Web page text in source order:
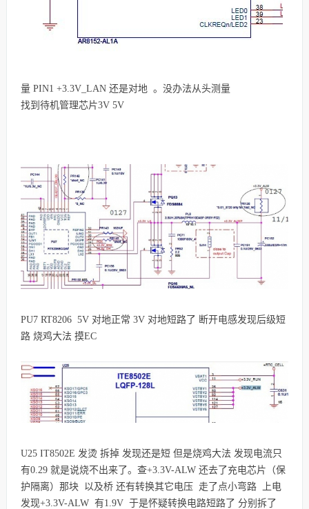
量 PIN1 +3.3V_LAN 还是对地 。没办法从头测量
找到待机管理芯片3V 5V
PU7 RT8206 5V 对地正常 3V 对地短路了 断开电感发现后级短
路 烧鸡大法 摸EC
U25 IT8502E 发烫 拆掉 发现还是短 但是烧鸡大法 发现电流只
有0.29 就是说烧不出来了。查+3.3V-ALW 还去了充电芯片（保
护隔离）那块 以及桥 还有转换其它电压 走了点小弯路 上电
发现+3.3V-ALW 有1.9V 于是怀疑转换电路短路了 分别拆了